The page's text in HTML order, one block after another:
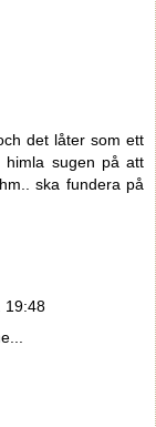
det låter som ett
sugen på att
ska fundera på
19:48